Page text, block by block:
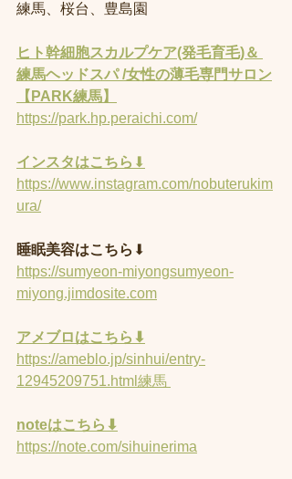
練馬、桜台、豊島園
ヒト幹細胞スカルプケア(発毛育毛)＆
練馬ヘッドスパ /女性の薄毛専門サロン
【PARK練馬】
https://park.hp.peraichi.com/
インスタはこちら ⬇︎
https://www.instagram.com/nobuterukim
ura/
睡眠美容はこちら ⬇︎
https://sumyeon-miyongsumyeon-
miyong.jimdosite.com
アメブロはこちら⬇︎
https://ameblo.jp/sinhui/entry-
12945209751.html練馬
noteはこちら⬇︎
https://note.com/sihuinerima